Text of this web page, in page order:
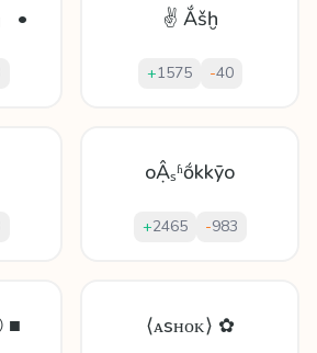
• ✌ Ắšḫ
+1575 -40
oẬₛʱṍkkȳo
+2465 -983
⟨ᴀsʜᴏᴋ⟩ ✿